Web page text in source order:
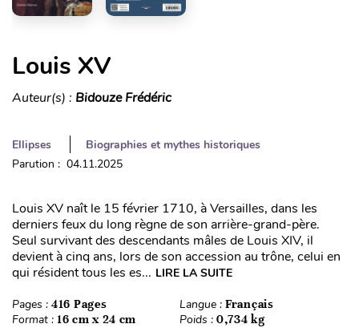
Louis XV
Auteur(s) : Bidouze Frédéric
Ellipses
Biographies et mythes historiques
Parution : 04.11.2025
Louis XV naît le 15 février 1710, à Versailles, dans les
derniers feux du long règne de son arrière-grand-père.
Seul survivant des descendants mâles de Louis XIV, il
devient à cinq ans, lors de son accession au trône, celui en
qui résident tous les es... LIRE LA SUITE
Pages : 416 Pages Langue : Français
Format : 16 cm x 24 cm Poids : 0,734 kg